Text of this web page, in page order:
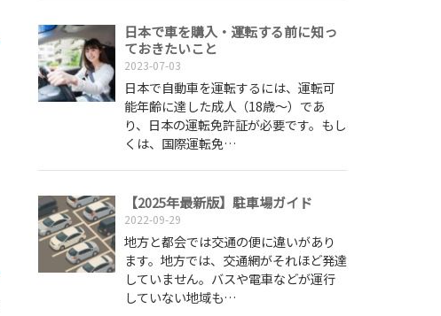
日本で車を購入・運転する前に知っ
ておきたいこと
2023-07-03
日本で自動車を運転するには、運転可
能年齢に達した成人（18歳～）であ
り、日本の運転免許証が必要です。もし
くは、国際運転免…
【2025年最新版】駐車場ガイド
2022-09-29
地方と都会では交通の便に違いがあり
ます。地方では、交通網がそれほど発達
していません。バスや電車などが運行
していない地域も…